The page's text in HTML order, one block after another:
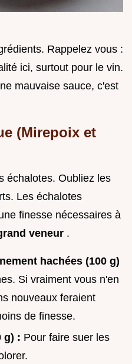
Rappelez vous :
ici, surtout pour le vin.
mauvaise sauce, c'est
(Mirepoix et
échalotes. Oubliez les
Les échalotes
finesse nécessaires à
veneur .
hachées (100 g)
Si vraiment vous n'en
nouveaux feraient
de finesse.
g) : Pour faire suer les